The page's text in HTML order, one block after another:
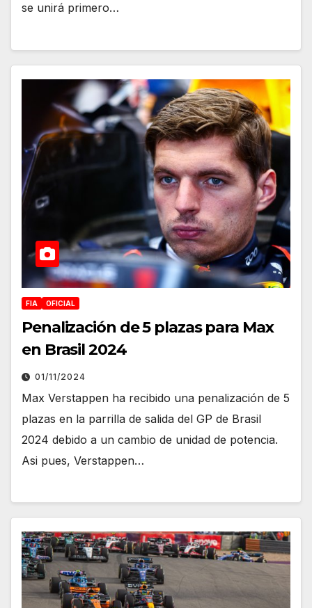
se unirá primero…
FIA OFICIAL
Penalización de 5 plazas para Max
en Brasil 2024
01/11/2024
Max Verstappen ha recibido una penalización de 5
plazas en la parrilla de salida del GP de Brasil
2024 debido a un cambio de unidad de potencia.
Asi pues, Verstappen…